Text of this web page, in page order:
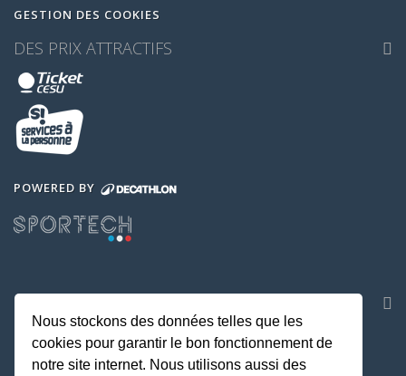
GESTION DES COOKIES
DES PRIX ATTRACTIFS
POWERED BY
Nous stockons des données telles que les
cookies pour garantir le bon fonctionnement de
notre site internet. Nous utilisons aussi des